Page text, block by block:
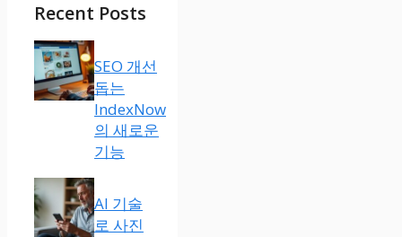
Recent Posts
SEO 개선
돕는
IndexNow
의 새로운
기능
AI 기술
로 사진